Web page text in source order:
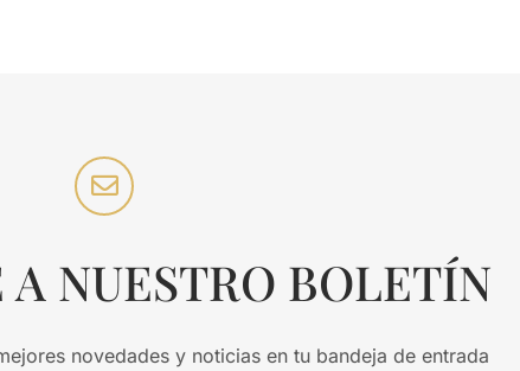
A NUESTRO BOLETÍN
novedades y noticias en tu bandeja de entrada